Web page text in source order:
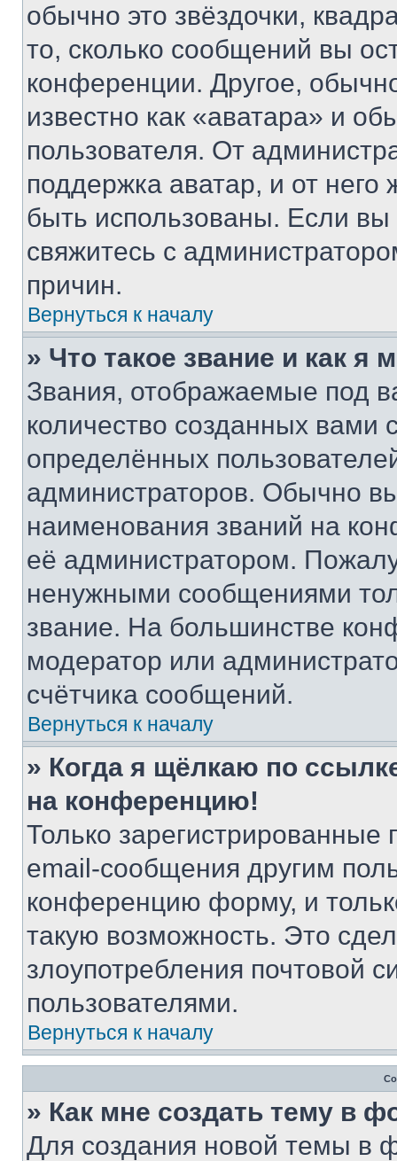
обычно это звёздочки,
то, сколько сообщений вы
конференции. Другое,
известно как «аватара» и
пользователя. От
поддержка аватар, и от него
быть использованы. Если
свяжитесь с
причин.
Вернуться к началу
» Что такое звание и как я
Звания, отображаемые под
количество созданных
определённых
администраторов. Обычно
наименования званий на
её администратором.
ненужными сообщениями
звание. На большинстве
модератор или
счётчика сообщений.
Вернуться к началу
» Когда я щёлкаю по
на конференцию!
Только зарегистрированные
email-сообщения другим
конференцию форму, и
такую возможность. Это
злоупотребления почтовой
пользователями.
Вернуться к началу
» Как мне создать тему в
Для создания новой темы в